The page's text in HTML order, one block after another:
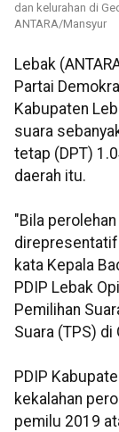
dan kelurahan di
ANTARA/Mansyur
Lebak
Partai
Kabupaten
suara
tetap (DPT)
daerah itu.
"Bila
kata Kepala
PDIP Lebak
Pemilihan
Suara (TPS) di
PDIP
kekalahan
pemilu 2019